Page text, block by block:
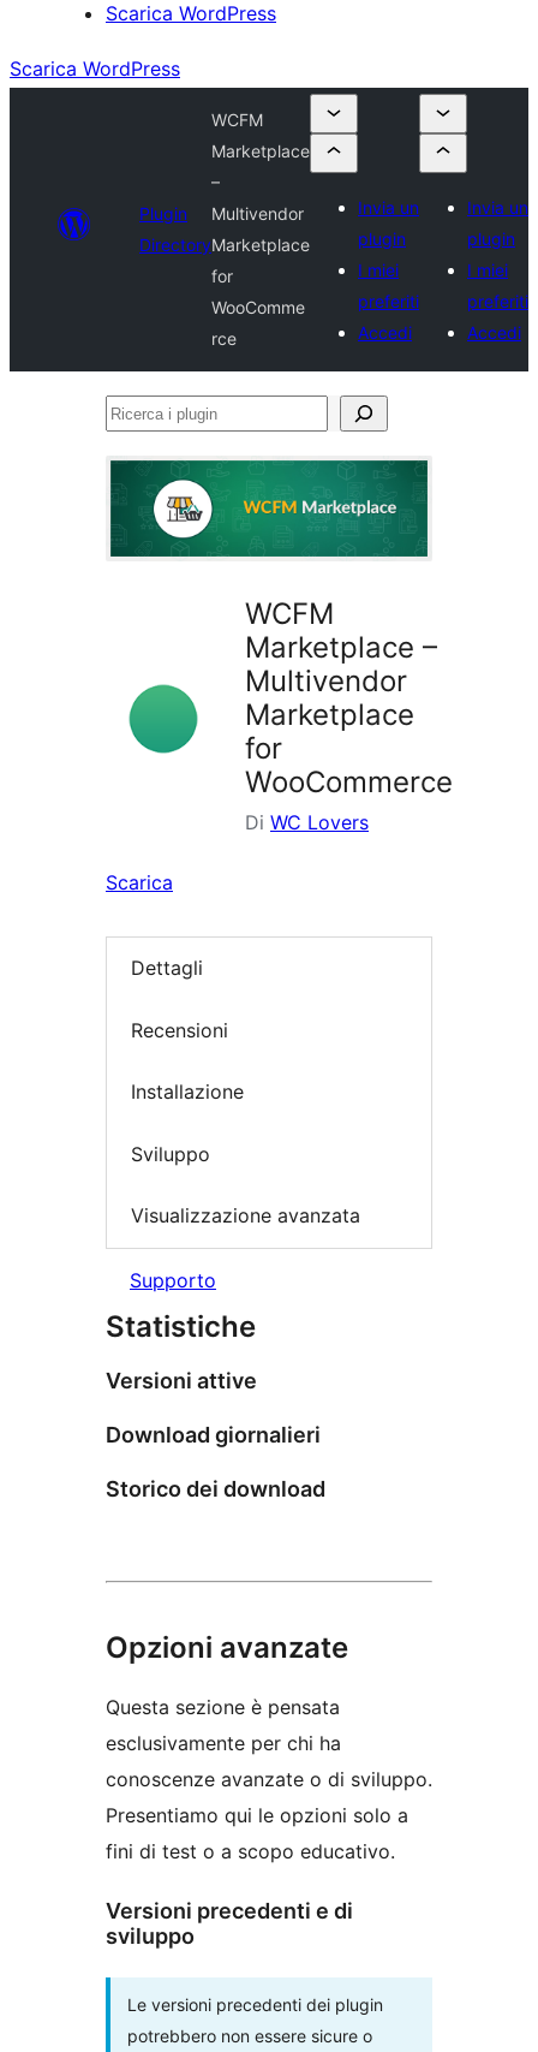
Scarica WordPress
Scarica WordPress
Plugin
Directory
WCFM
Marketplace
–
Multivendor
Marketplace
for
WooComme
rce
Invia un
plugin
I miei
preferiti
Accedi
Invia un
plugin
I miei
preferiti
Accedi
Ricerca
WCFM
Marketplace –
Multivendor
Marketplace
for
WooCommerce
Di WC Lovers
Scarica
Dettagli
Recensioni
Installazione
Sviluppo
Visualizzazione avanzata
Supporto
Statistiche
Versioni attive
Download giornalieri
Storico dei download
Opzioni avanzate
Questa sezione è pensata
esclusivamente per chi ha
conoscenze avanzate o di sviluppo.
Presentiamo qui le opzioni solo a
fini di test o a scopo educativo.
Versioni precedenti e di
sviluppo
Le versioni precedenti dei plugin
potrebbero non essere sicure o